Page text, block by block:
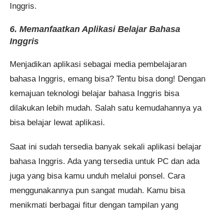
Inggris.
6. Memanfaatkan Aplikasi Belajar Bahasa
Inggris
Menjadikan aplikasi sebagai media pembelajaran
bahasa Inggris, emang bisa? Tentu bisa dong! Dengan
kemajuan teknologi belajar bahasa Inggris bisa
dilakukan lebih mudah. Salah satu kemudahannya ya
bisa belajar lewat aplikasi.
Saat ini sudah tersedia banyak sekali aplikasi belajar
bahasa Inggris. Ada yang tersedia untuk PC dan ada
juga yang bisa kamu unduh melalui ponsel. Cara
menggunakannya pun sangat mudah. Kamu bisa
menikmati berbagai fitur dengan tampilan yang